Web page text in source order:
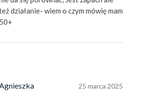
działanie- wiem o czym mówię mam
50+
25 marca 2025